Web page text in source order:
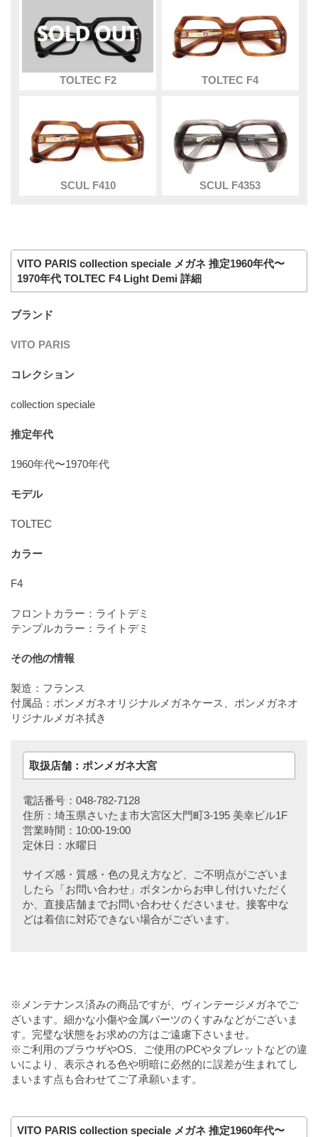
TOLTEC F2 TOLTEC F4
SCUL F410 SCUL F4353
VITO PARIS collection speciale メガネ 推定1960年代〜
1970年代 TOLTEC F4 Light Demi 詳細
ブランド
VITO PARIS
コレクション
collection speciale
推定年代
1960年代〜1970年代
モデル
TOLTEC
カラー
F4
フロントカラー：ライトデミ
テンプルカラー：ライトデミ
その他の情報
製造：フランス
付属品：ポンメガネオリジナルメガネケース、ポンメガネオ
リジナルメガネ拭き
取扱店舗：ポンメガネ大宮
電話番号：048-782-7128
住所：埼玉県さいたま市大宮区大門町3-195 美幸ビル1F
営業時間：10:00-19:00
定休日：水曜日
サイズ感・質感・色の見え方など、ご不明点がございま
したら「お問い合わせ」ボタンからお申し付けいただく
か、直接店舗までお問い合わせくださいませ。接客中な
どは着信に対応できない場合がございます。
※メンテナンス済みの商品ですが、ヴィンテージメガネでご
ざいます。細かな小傷や金属パーツのくすみなどがございま
す。完璧な状態をお求めの方はご遠慮下さいませ。
※ご利用のブラウザやOS、ご使用のPCやタブレットなどの違
いにより、表示される色や明暗に必然的に誤差が生まれてし
まいます点も合わせてご了承願います。
VITO PARIS collection speciale メガネ 推定1960年代〜